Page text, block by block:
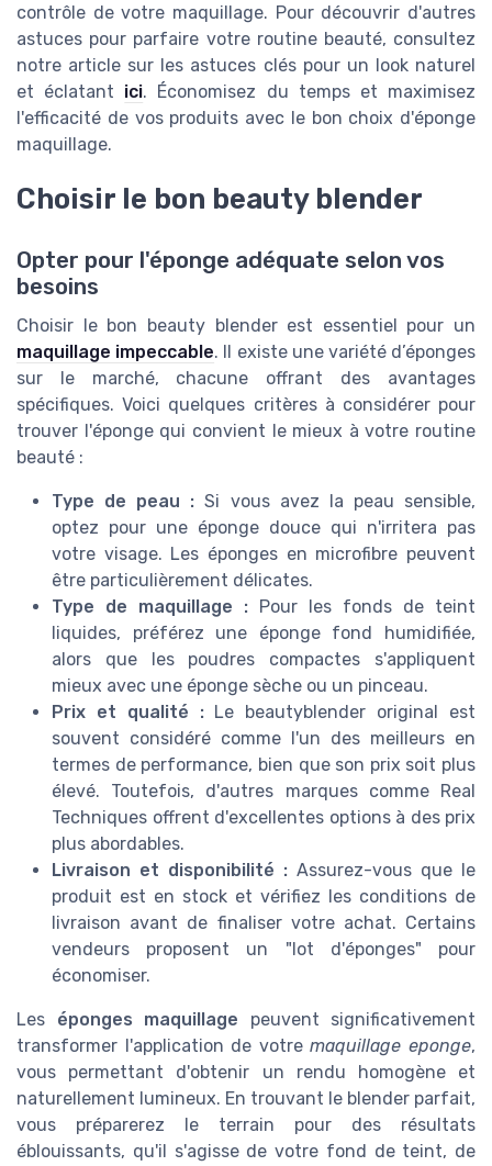
contrôle de votre maquillage. Pour découvrir d'autres
astuces pour parfaire votre routine beauté, consultez
notre article sur les astuces clés pour un look naturel
et éclatant ici. Économisez du temps et maximisez
l'efficacité de vos produits avec le bon choix d'éponge
maquillage.
Choisir le bon beauty blender
Opter pour l'éponge adéquate selon vos
besoins
Choisir le bon beauty blender est essentiel pour un
maquillage impeccable. Il existe une variété d’éponges
sur le marché, chacune offrant des avantages
spécifiques. Voici quelques critères à considérer pour
trouver l'éponge qui convient le mieux à votre routine
beauté :
Type de peau : Si vous avez la peau sensible,
optez pour une éponge douce qui n'irritera pas
votre visage. Les éponges en microfibre peuvent
être particulièrement délicates.
Type de maquillage : Pour les fonds de teint
liquides, préférez une éponge fond humidifiée,
alors que les poudres compactes s'appliquent
mieux avec une éponge sèche ou un pinceau.
Prix et qualité :Le beautyblender original est
souvent considéré comme l'un des meilleurs en
termes de performance, bien que son prix soit plus
élevé. Toutefois, d'autres marques comme Real
Techniques offrent d'excellentes options à des prix
plus abordables.
Livraison et disponibilité : Assurez-vous que le
produit est en stock et vérifiez les conditions de
livraison avant de finaliser votre achat. Certains
vendeurs proposent un "lot d'éponges" pour
économiser.
Les éponges maquillage peuvent significativement
transformer l'application de votremaquillage eponge,
vous permettant d'obtenir un rendu homogène et
naturellement lumineux. En trouvant le blender parfait,
vous préparerez le terrain pour des résultats
éblouissants, qu'il s'agisse de votre fond de teint, de